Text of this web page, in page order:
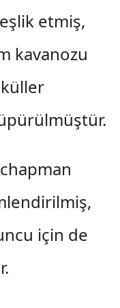
etmiş,
kavanozu
için de